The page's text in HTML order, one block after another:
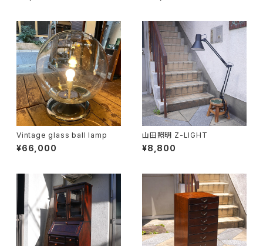
Vintage glass ball lamp
¥66,000
山田照明 Z-LIGHT
¥8,800